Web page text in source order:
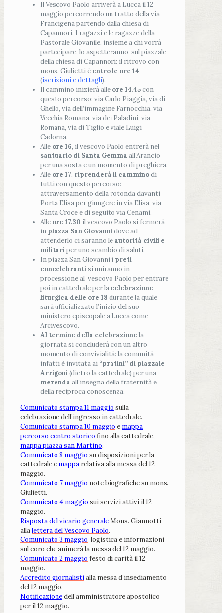
Il Vescovo Paolo arriverà a Lucca il 12
maggio percorrendo un tratto della via
Francigena partendo dalla chiesa di
Capannori. I ragazzi e le ragazze della
Pastorale Giovanile, insieme a chi vorrà
partecipare, lo aspetteranno sul piazzale
della chiesa di Capannori: il ritrovo con
mons. Giulietti è entro le ore 14
(iscrizioni e dettagli).
Il cammino inizierà alle ore 14.45con
questo percorso: via Carlo Piaggia, via di
Ghello, via dell’immagine Farnocchia, via
Vecchia Romana, via dei Paladini, via
Romana, via di Tiglio e viale Luigi
Cadorna.
Alle ore 16, il vescovo Paolo entrerà nel
santuario di Santa Gemma all’Arancio
per una sosta e un momento di preghiera.
Alle ore 17, riprenderà il camminodi
tutti con questo percorso:
attraversamento della rotonda davanti
Porta Elisa per giungere in via Elisa, via
Santa Croce e di seguito via Cenami.
Alle ore 17.30 il vescovo Paolo si fermerà
in piazza San Giovannidove ad
attenderlo ci saranno le autorità civili e
militariper uno scambio di saluti.
In piazza San Giovanni i preti
concelebrantisi uniranno in
processione al vescovo Paolo per entrare
poi in cattedrale per la celebrazione
liturgica delle ore 18 durante la quale
sarà ufficializzato l’inizio del suo
ministero episcopale a Lucca come
Arcivescovo.
Al termine della celebrazione la
giornata si concluderà con un altro
momento di convivialità: la comunità
infatti è invitata ai “pratini” di piazzale
Arrigoni(dietro la cattedrale) per una
merenda all’insegna della fraternità e
della reciproca conoscenza.
Comunicato stampa 11 maggio sulla
celebrazione dell’ingresso in cattedrale.
Comunicato stampa 10 maggio e mappa
percorso centro storico fino alla cattedrale,
mappa piazza san Martino.
Comunicato 8 maggio su disposizioni per la
cattedrale e mappa relativa alla messa del 12
maggio.
Comunicato 7 maggio note biografiche su mons.
Giulietti.
Comunicato 4 maggio sui servizi attivi il 12
maggio.
Risposta del vicario generaleMons. Giannotti
allalettera del Vescovo Paolo.
Comunicato 3 maggio logistica e informazioni
sul coro che animerà la messa del 12 maggio.
Comunicato 2 maggio festo di carità il 12
maggio.
Accredito giornalistialla messa d’insediamento
del 12 maggio.
Notificazionedell’amministratore apostolico
per il 12 maggio.